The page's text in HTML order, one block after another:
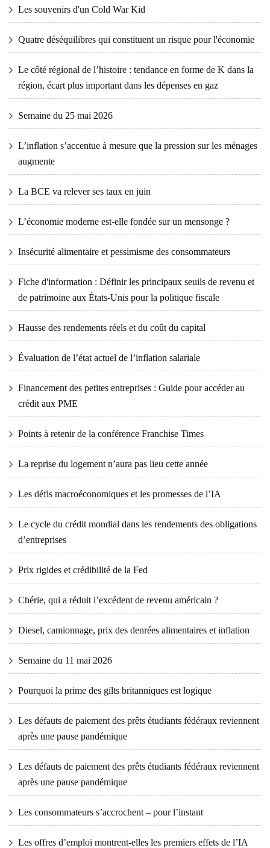
Les souvenirs d'un Cold War Kid
Quatre déséquilibres qui constituent un risque pour l'économie
Le côté régional de l’histoire : tendance en forme de K dans la
région, écart plus important dans les dépenses en gaz
Semaine du 25 mai 2026
L’inflation s’accentue à mesure que la pression sur les ménages
augmente
La BCE va relever ses taux en juin
L’économie moderne est-elle fondée sur un mensonge ?
Insécurité alimentaire et pessimisme des consommateurs
Fiche d'information : Définir les principaux seuils de revenu et
de patrimoine aux États-Unis pour la politique fiscale
Hausse des rendements réels et du coût du capital
Évaluation de l’état actuel de l’inflation salariale
Financement des petites entreprises : Guide pour accéder au
crédit aux PME
Points à retenir de la conférence Franchise Times
La reprise du logement n’aura pas lieu cette année
Les défis macroéconomiques et les promesses de l’IA
Le cycle du crédit mondial dans les rendements des obligations
d’entreprises
Prix ​​​​rigides et crédibilité de la Fed
Chérie, qui a réduit l’excédent de revenu américain ?
Diesel, camionnage, prix des denrées alimentaires et inflation
Semaine du 11 mai 2026
Pourquoi la prime des gilts britanniques est logique
Les défauts de paiement des prêts étudiants fédéraux reviennent
après une pause pandémique
Les défauts de paiement des prêts étudiants fédéraux reviennent
après une pause pandémique
Les consommateurs s’accrochent – ​​pour l’instant
Les offres d’emploi montrent-elles les premiers effets de l’IA